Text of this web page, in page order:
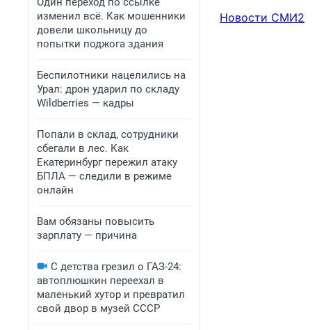
изменил всё. Как мошенники
довели школьницу до
попытки поджога здания
Беспилотники нацелились на
Урал: дрон ударил по складу
Wildberries — кадры
Попали в склад, сотрудники
сбегали в лес. Как
Екатеринбург пережил атаку
БПЛА — следили в режиме
онлайн
Вам обязаны повысить
зарплату — причина
С детства грезил о ГАЗ-24:
автоплюшкин переехал в
маленький хутор и превратил
свой двор в музей СССР
Новости СМИ2